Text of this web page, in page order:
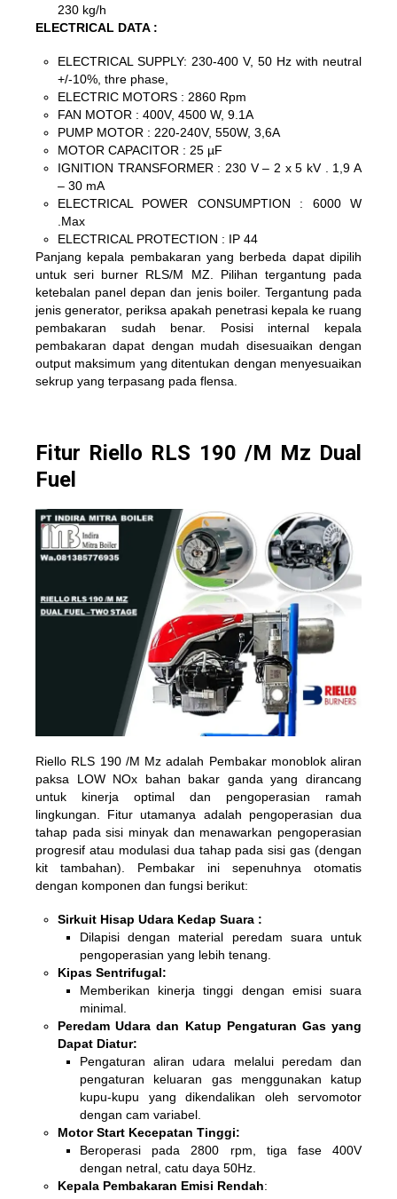
230 kg/h
ELECTRICAL DATA :
ELECTRICAL SUPPLY: 230-400 V, 50 Hz with neutral
+/-10%, thre phase,
ELECTRIC MOTORS : 2860 Rpm
FAN MOTOR : 400V, 4500 W, 9.1A
PUMP MOTOR : 220-240V, 550W, 3,6A
MOTOR CAPACITOR : 25 µF
IGNITION TRANSFORMER : 230 V – 2 x 5 kV . 1,9 A
– 30 mA
ELECTRICAL POWER CONSUMPTION : 6000 W
.Max
ELECTRICAL PROTECTION : IP 44
Panjang kepala pembakaran yang berbeda dapat dipilih
untuk seri burner RLS/M MZ. Pilihan tergantung pada
ketebalan panel depan dan jenis boiler. Tergantung pada
jenis generator, periksa apakah penetrasi kepala ke ruang
pembakaran sudah benar. Posisi internal kepala
pembakaran dapat dengan mudah disesuaikan dengan
output maksimum yang ditentukan dengan menyesuaikan
sekrup yang terpasang pada flensa.
Fitur Riello RLS 190 /M Mz Dual
Fuel
Riello RLS 190 /M Mz adalah Pembakar monoblok aliran
paksa LOW NOx bahan bakar ganda yang dirancang
untuk kinerja optimal dan pengoperasian ramah
lingkungan. Fitur utamanya adalah pengoperasian dua
tahap pada sisi minyak dan menawarkan pengoperasian
progresif atau modulasi dua tahap pada sisi gas (dengan
kit tambahan). Pembakar ini sepenuhnya otomatis
dengan komponen dan fungsi berikut:
Sirkuit Hisap Udara Kedap Suara :
Dilapisi dengan material peredam suara untuk
pengoperasian yang lebih tenang.
Kipas Sentrifugal:
Memberikan kinerja tinggi dengan emisi suara
minimal.
Peredam Udara dan Katup Pengaturan Gas yang
Dapat Diatur:
Pengaturan aliran udara melalui peredam dan
pengaturan keluaran gas menggunakan katup
kupu-kupu yang dikendalikan oleh servomotor
dengan cam variabel.
Motor Start Kecepatan Tinggi:
Beroperasi pada 2800 rpm, tiga fase 400V
dengan netral, catu daya 50Hz.
Kepala Pembakaran Emisi Rendah: